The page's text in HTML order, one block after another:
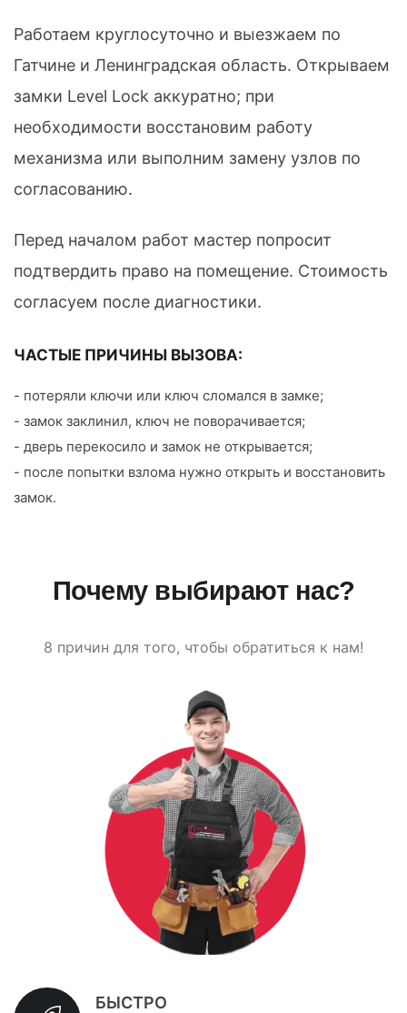
Работаем круглосуточно и выезжаем по
Гатчине и Ленинградская область. Открываем
замки Level Lock аккуратно; при
необходимости восстановим работу
механизма или выполним замену узлов по
согласованию.
Перед началом работ мастер попросит
подтвердить право на помещение. Стоимость
согласуем после диагностики.
ЧАСТЫЕ ПРИЧИНЫ ВЫЗОВА:
- потеряли ключи или ключ сломался в замке;
- замок заклинил, ключ не поворачивается;
- дверь перекосило и замок не открывается;
- после попытки взлома нужно открыть и восстановить
замок.
Почему выбирают нас?
8 причин для того, чтобы обратиться к нам!
БЫСТРО